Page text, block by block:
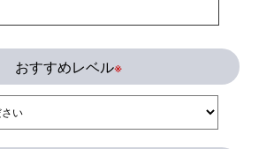
おすすめレベル※